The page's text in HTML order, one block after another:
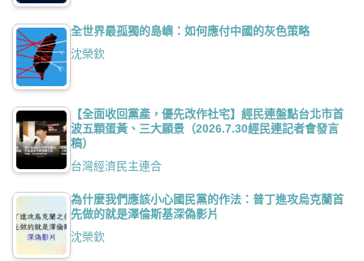
全世界最孤獨的島嶼：如何應付中國的灰色策略
沈榮欽
【全面收回黨產，優先改作社宅】經民連盤點台北市首
波五顆蛋黃、三大願景（2026.7.30經民連記者會發言
稿）
台灣經濟民主連合
為什麼我們應該小心國民黨的作法：普丁進攻烏克蘭首
先做的就是澤倫斯基深偽影片
沈榮欽